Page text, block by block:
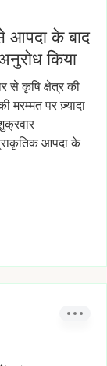
आपदा के बाद
किया
सेकृषिक्षेत्रकी
मरम्मतपरज़्यादा
आपदाके